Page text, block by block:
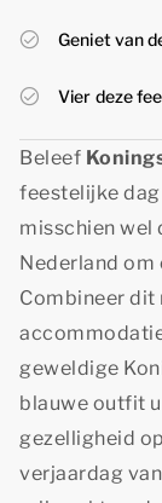
Geniet van
Vier deze
Beleef
feestelijke
misschien wel
Nederland om
Combineer dit
geweldige
blauwe outfit
gezelligheid
verjaardag